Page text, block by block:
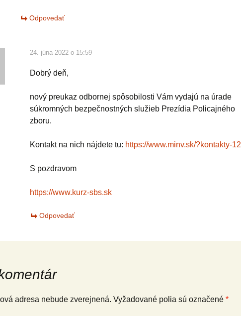
Odpovedať
24. júna 2022 o 15:59
Dobrý deň,
nový preukaz odbornej spôsobilosti Vám vydajú na úrade
súkromných bezpečnostných služieb Prezídia Policajného
zboru.
Kontakt na nich nájdete tu: https://www.minv.sk/?kontakty-12
S pozdravom
https://www.kurz-sbs.sk
Odpovedať
adresa nebude zverejnená. Vyžadované polia sú označené *